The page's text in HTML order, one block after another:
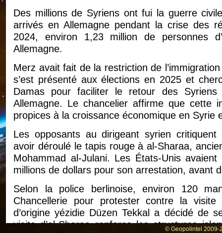
Des millions de Syriens ont fui la guerre
arrivés en Allemagne pendant la crise des
2024, environ 1,23 million de personnes
Allemagne.
Merz avait fait de la restriction de
s’est présenté aux élections en 2025 et
Damas pour faciliter le retour des
Allemagne. Le chancelier affirme que cette
propices à la croissance économique en
Les opposants au dirigeant syrien
avoir déroulé le tapis rouge à al-Sharaa,
Mohammad al-Julani. Les États-Unis
millions de dollars pour son arrestation, avant
Selon la police berlinoise, environ 120
Chancellerie pour protester contre la visite
d’origine yézidie Düzen Tekkal a décidé de
visite d’al-Sharaa renforce les structures
© Geopolintel 2009-